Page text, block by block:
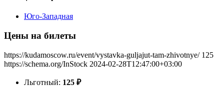
Юго-Западная
Цены на билеты
https://kudamoscow.ru/event/vystavka-guljajut-tam-zhivotnye/ 125
https://schema.org/InStock 2024-02-28T12:47:00+03:00
Льготный: 125 ₽